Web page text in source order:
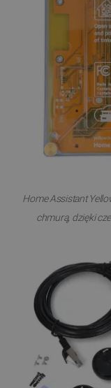
Home Assistant
chmurą, dzięki
Polityce